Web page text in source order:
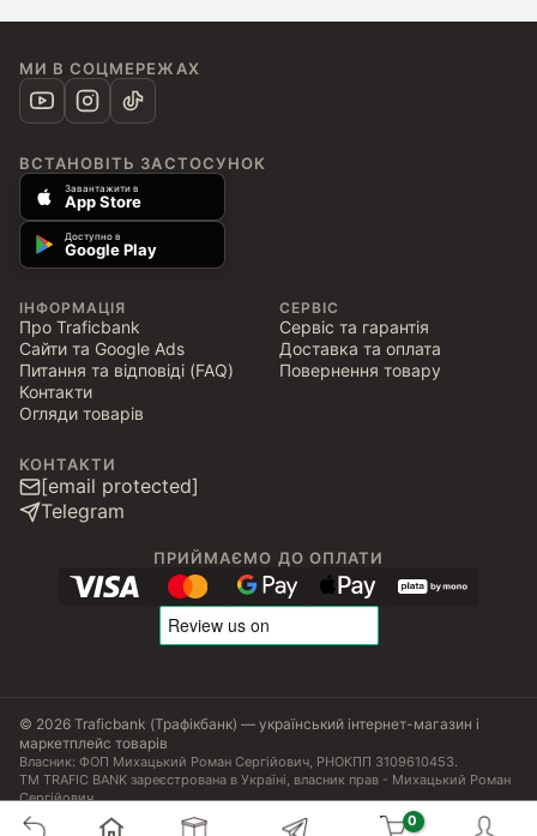
МИ В СОЦМЕРЕЖАХ
ВСТАНОВІТЬ ЗАСТОСУНОК
Завантажити в
App Store
Доступно в
Google Play
ІНФОРМАЦІЯ
Про Traficbank
Сайти та Google Ads
Питання та відповіді (FAQ)
Контакти
Огляди товарів
СЕРВІС
Сервіс та гарантія
Доставка та оплата
Повернення товару
КОНТАКТИ
[email protected]
Telegram
ПРИЙМАЄМО ДО ОПЛАТИ
© 2026 Traficbank (Трафікбанк) — український інтернет-магазин і
маркетплейс товарів
Власник: ФОП Михацький Роман Сергійович, РНОКПП 3109610453.
ТМ TRAFIC BANK зареєстрована в Україні, власник прав - Михацький Роман
Сергійович.
Угода користувача Політика конфіденційності Публічна оферта